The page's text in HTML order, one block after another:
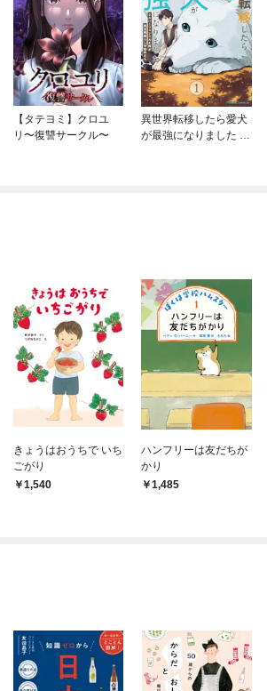
【タテヨミ】クロユ
リ〜復讐サークル〜
異世界転移したら愛犬
が最強になりました ～
きょうはおうちで いち
ごがり
1,540
ハンフリーは友だちが
かり
1,485